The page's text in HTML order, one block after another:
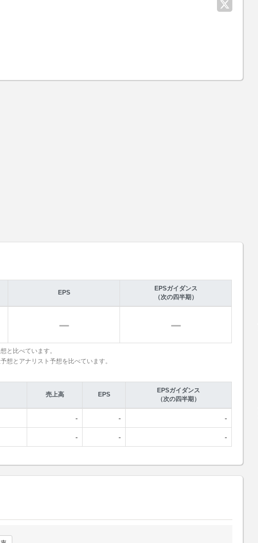
EPS
EPSガイダンス
（次の四半期）
と比べています。
想とアナリスト予想を比べています。
売上高 EPS
EPSガイダンス
（次の四半期）
- - -
- - -